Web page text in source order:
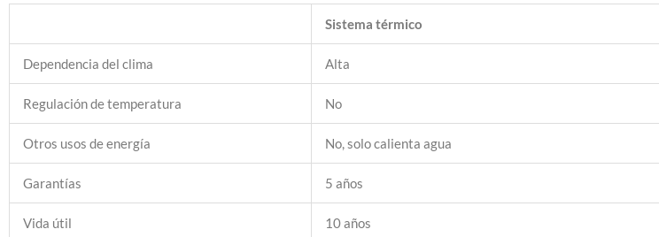
Sistema térmico
Dependencia del clima Alta
Regulación de temperatura No
Otros usos de energía No, solo calienta agua
Garantías 5 años
Vida útil 10 años